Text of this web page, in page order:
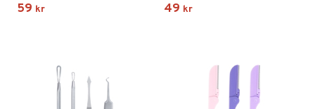
59 kr 49 kr